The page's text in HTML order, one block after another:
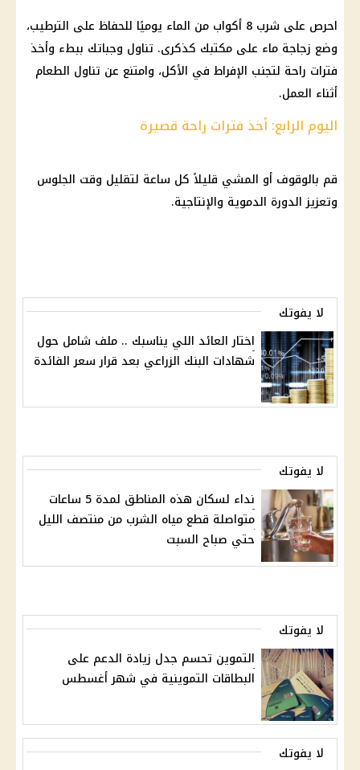
احرص على شرب 8 أكواب من الماء يوميًا للحفاظ على الترطيب،
وضع زجاجة ماء على مكتبك كذكرى. تناول وجباتك ببطء وأخذ
فترات راحة لتجنب الإفراط في الأكل، وامتنع عن تناول الطعام
أثناء العمل.
اليوم الرابع: أخذ فترات راحة قصيرة
قم بالوقوف أو المشي قليلاً كل ساعة لتقليل وقت الجلوس
وتعزيز الدورة الدموية والإنتاجية.
لا يفوتك
اختار العائد اللي يناسبك .. ملف شامل حول
شهادات البنك الزراعي بعد قرار سعر الفائدة
لا يفوتك
نداء لسكان هذه المناطق لمدة 5 ساعات
متواصلة قطع مياه الشرب من منتصف الليل
حتي صباح السبت
لا يفوتك
التموين تحسم جدل زيادة الدعم على
البطاقات التموينية في شهر أغسطس
لا يفوتك